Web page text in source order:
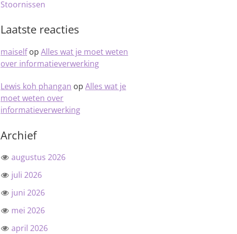
Stoornissen
Laatste reacties
maiselfop Alles wat je moet weten
over informatieverwerking
Lewis koh phangan op Alles wat je
moet weten over
informatieverwerking
Archief
augustus 2026
juli 2026
juni 2026
mei 2026
april 2026